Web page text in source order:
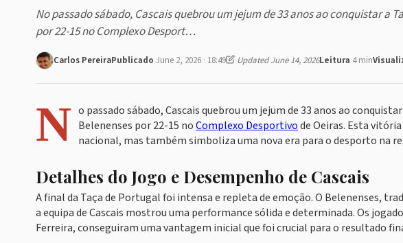
No passado sábado, Cascais quebrou um jejum de 33 anos ao conquistar a
por 22-15 no Complexo Desport…
Carlos PereiraPublicado June 2, 2026 · 18:49 Updated June 14, 2026Leitura 4 min
N o passado sábado, Cascais quebrou um jejum de 33 anos ao
Belenenses por 22-15 noComplexo Desportivode Oeiras. Esta
nacional, mas também simboliza uma nova era para o desporto na
Detalhes do Jogo e Desempenho de Cascais
A final da Taça de Portugal foi intensa e repleta de emoção. O Belenenses,
a equipa de Cascais mostrou uma performance sólida e determinada. Os
Ferreira, conseguiram uma vantagem inicial que foi crucial para o resultado